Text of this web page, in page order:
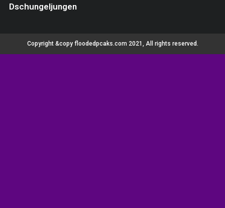
Dschungeljungen
Copyright &copy floodedpcaks.com 2021, All rights reserved.